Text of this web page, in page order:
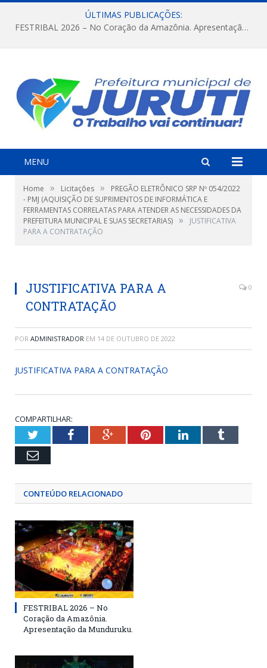
ÚLTIMAS PUBLICAÇÕES:
FESTRIBAL 2026 – No Coração da Amazônia. Apresentação da Munduruku.
MENU
Home » Licitações »
PREGÃO ELETRÔNICO SRP Nº 054/2022
- PMJ (AQUISIÇÃO DE SUPRIMENTOS DE INFORMÁTICA E
FERRAMENTAS CORRELATAS PARA ATENDER AS NECESSIDADES DA
PREFEITURA MUNICIPAL E SUAS SECRETARIAS) »
JUSTIFICATIVA
PARA A CONTRATAÇÃO
JUSTIFICATIVA PARA A
CONTRATAÇÃO
0
POR ADMINISTRADOR EM 14 DE OUTUBRO DE 2022
JUSTIFICATIVA PARA A CONTRATAÇÃO
COMPARTILHAR:
TwitterFacebookGoogle+PinterestLinkedInTumblr
Email
CONTEÚDO RELACIONADO
FESTRIBAL 2026 – No
Coração da Amazônia.
Apresentação da Munduruku.